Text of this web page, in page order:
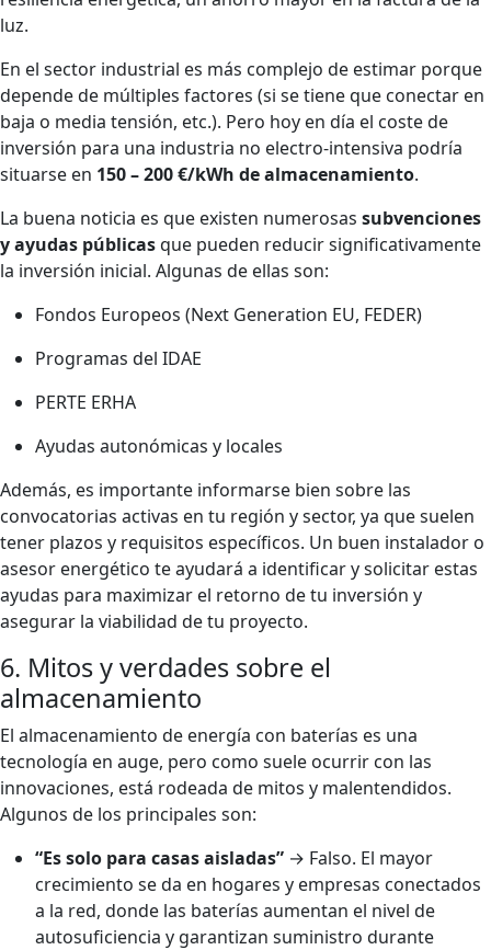
luz.
En el sector industrial es más complejo de estimar porque
depende de múltiples factores (si se tiene que conectar en
baja o media tensión, etc.). Pero hoy en día el coste de
inversión para una industria no electro-intensiva podría
situarse en 150 – 200 €/kWh de almacenamiento.
La buena noticia es que existen numerosas subvenciones
y ayudas públicasque pueden reducir significativamente
la inversión inicial. Algunas de ellas son:
Fondos Europeos (Next Generation EU, FEDER)
Programas del IDAE
PERTE ERHA
Ayudas autonómicas y locales
Además, es importante informarse bien sobre las
convocatorias activas en tu región y sector, ya que suelen
tener plazos y requisitos específicos. Un buen instalador o
asesor energético te ayudará a identificar y solicitar estas
ayudas para maximizar el retorno de tu inversión y
asegurar la viabilidad de tu proyecto.
6. Mitos y verdades sobre el
almacenamiento
El almacenamiento de energía con baterías es una
tecnología en auge, pero como suele ocurrir con las
innovaciones, está rodeada de mitos y malentendidos.
Algunos de los principales son:
“Es solo para casas aisladas” → Falso. El mayor
crecimiento se da en hogares y empresas conectados
a la red, donde las baterías aumentan el nivel de
autosuficiencia y garantizan suministro durante